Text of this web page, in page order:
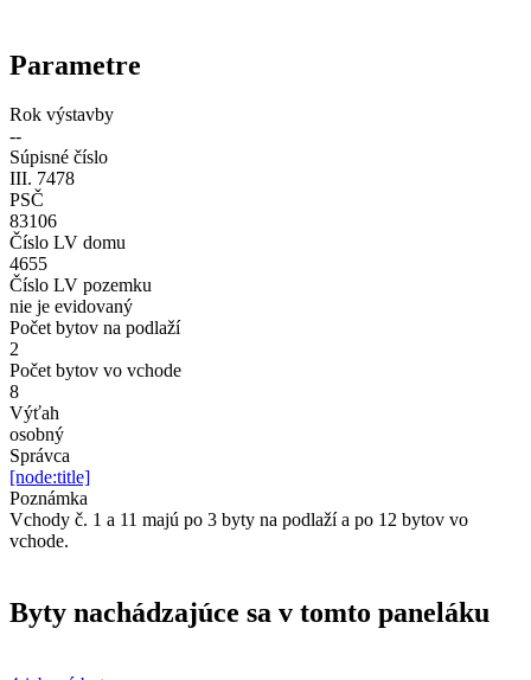
Parametre
Rok výstavby
--
Súpisné číslo
III. 7478
PSČ
83106
Číslo LV domu
4655
Číslo LV pozemku
nie je evidovaný
Počet bytov na podlaží
2
Počet bytov vo vchode
8
Výťah
osobný
Správca
[node:title]
Poznámka
Vchody č. 1 a 11 majú po 3 byty na podlaží a po 12 bytov vo
vchode.
Byty nachádzajúce sa v tomto paneláku